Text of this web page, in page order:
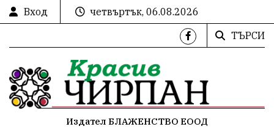
Вход
четвъртък, 06.08.2026
ТЪРСИ
Издател БЛАЖЕНСТВО ЕООД